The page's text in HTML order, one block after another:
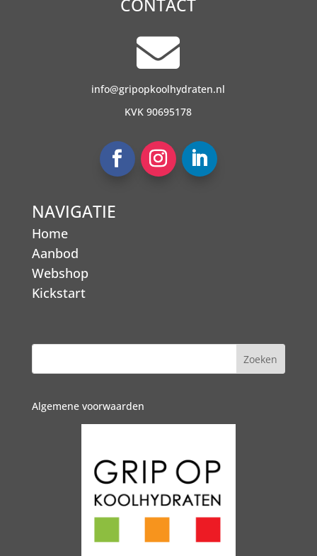
CONTACT

info@gripopkoolhydraten.nl
KVK 90695178
NAVIGATIE
Home
Aanbod
Webshop
Kickstart
Algemene voorwaarden